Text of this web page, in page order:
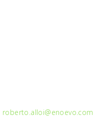
roberto.alloi@enoevo.com